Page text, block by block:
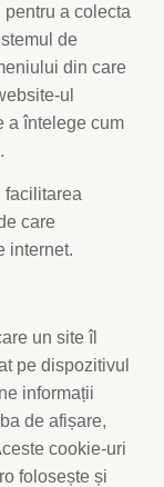
a colecta
de
din care
ul
a întelege cum
facilitarea
care
internet.
un site îl
pe dispozitivul
informații
de afișare,
cookie-uri
folosește și